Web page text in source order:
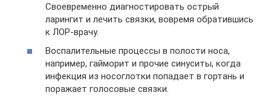
Своевременно диагностировать острый
ларингит и лечить связки, вовремя обратившись
к ЛОР-врачу.
Воспалительные процессы в полости носа,
например, гайморит и прочие синуситы, когда
инфекция из носоглотки попадает в гортань и
поражает голосовые связки.